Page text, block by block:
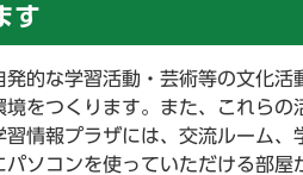
す
的な学習活動・芸術等の文化
をつくります。また、これら
情報プラザには、交流ルーム
ソコンを使っていただける部